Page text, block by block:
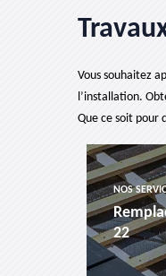
Vous souhaitez
l’installation.
Que ce soit pour
NOS
22